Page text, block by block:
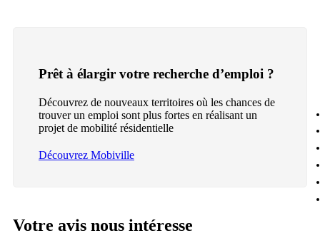
Prêt à élargir votre recherche d’emploi ?
Découvrez de nouveaux territoires où les chances de
trouver un emploi sont plus fortes en réalisant un
projet de mobilité résidentielle
Découvrez Mobiville
Votre avis nous intéresse